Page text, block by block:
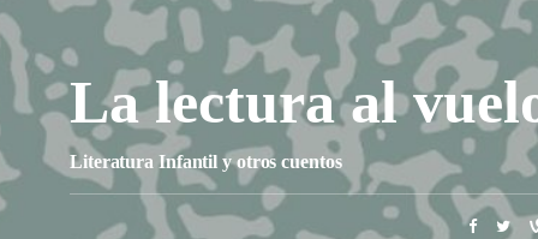
La lectura al
Literatura Infantil y otros cuentos